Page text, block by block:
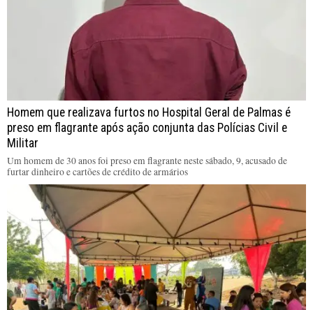
Homem que realizava furtos no Hospital Geral de Palmas é
preso em flagrante após ação conjunta das Polícias Civil e
Militar
Um homem de 30 anos foi preso em flagrante neste sábado, 9, acusado de
furtar dinheiro e cartões de crédito de armários